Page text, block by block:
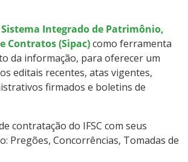
Sistema Integrado de Patrimônio,
Contratos (Sipac)como ferramenta
da informação, para oferecer um
editais recentes, atas vigentes,
firmados e boletins de
contratação do IFSC com seus
Pregões, Concorrências, Tomadas de